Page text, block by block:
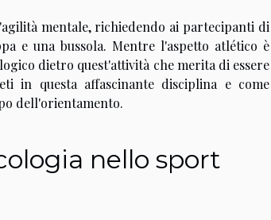
mentale, richiedendo ai partecipanti di
e una bussola. Mentre l'aspetto atlético è
dietro quest'attività che merita di essere
in questa affascinante disciplina e come
dell'orientamento.
nello sport